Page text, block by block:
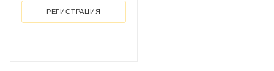
РЕГИСТРАЦИЯ